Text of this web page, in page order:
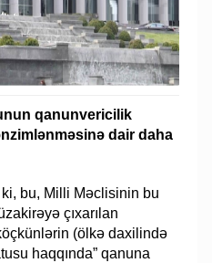
qanunvericilik
dair daha
bu, Milli Məclisinin bu
çıxarılan
(ölkə daxilində
haqqında” qanuna